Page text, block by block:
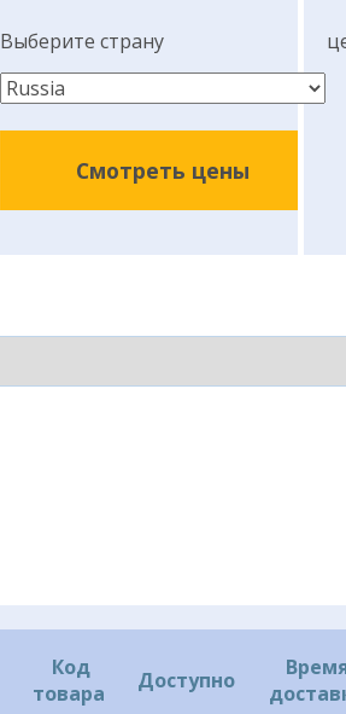
Выберите страну
Смотреть цены
Код
товара
Доступно